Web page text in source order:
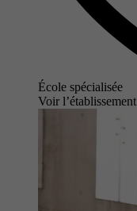
École spécialisée
Voir l’établissement